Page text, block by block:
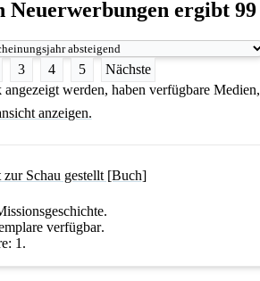
Neuerwerbungen ergibt99
3 4 5
Nächste
werden, haben verfügbare
anzeigen.
Schau gestellt [Buch]
verfügbar.
1.